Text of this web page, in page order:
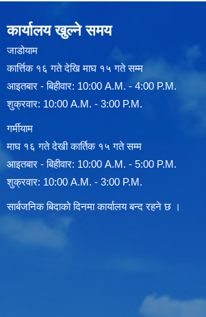
कार्यालय खुल्ने समय
जाडोयाम
कार्त्तिक १६ गते देखि माघ १५ गते सम्म
आइतबार - बिहीवार: 10:00 A.M. - 4:00 P.M.
शुक्रवार: 10:00 A.M. - 3:00 P.M.
गर्मीयाम
माघ १६ गते देखी कार्तिक १५ गते सम्म
आइतबार - बिहीवार: 10:00 A.M. - 5:00 P.M.
शुक्रवार: 10:00 A.M. - 3:00 P.M.
सार्बजनिक बिदाको दिनमा कार्यालय बन्द रहने छ ।